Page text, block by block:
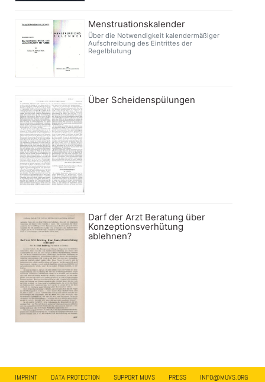
Menstruationskalender
Über die Notwendigkeit kalendermäßiger
Aufschreibung des Eintrittes der
Regelblutung
Über Scheidenspülungen
Darf der Arzt Beratung über
Konzeptionsverhütung
ablehnen?
IMPRINT DATA PROTECTION SUPPORT MUVS PRESS INFO@MUVS.ORG